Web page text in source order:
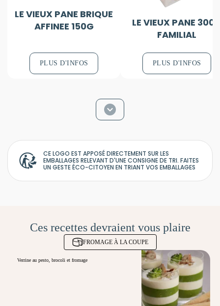
LE VIEUX PANE BRIQUE
AFFINEE 150G
PLUS D'INFOS
LE VIEUX PANE
FAMILIAL
PLUS D'INFOS
CE LOGO EST APPOSÉ DIRECTEMENT SUR LES
EMBALLAGES RELEVANT D'UNE CONSIGNE DE TRI. FAITES
UN GESTE ÉCO-CITOYEN EN TRIANT VOS EMBALLAGES
Ces recettes devraient vous plaire
FROMAGE À LA COUPE
Verrine au pesto, brocoli et fromage